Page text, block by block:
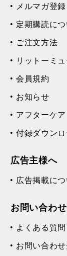
メルマガ登録
定期購読につ
ご注文方法
リットーミ
会員規約
お知らせ
アフターケア
付録ダウンロ
広告主様へ
広告掲載につ
お問い合わせ
よくある質問
お問い合わ